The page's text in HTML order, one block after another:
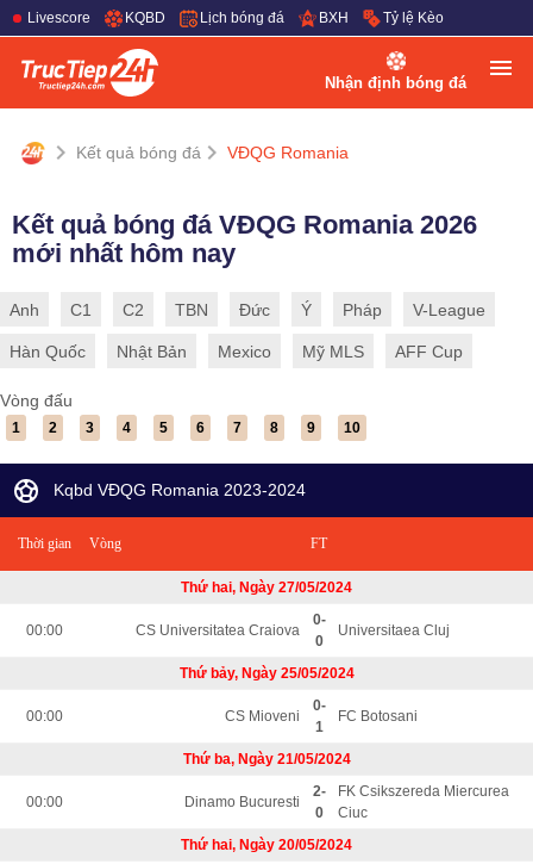
Livescore KQBD Lịch bóng đá BXH Tỷ lệ Kèo
Nhận định bóng đá
Kết quả bóng đá VĐQG Romania
Kết quả bóng đá VĐQG Romania 2026
mới nhất hôm nay
Anh C1 C2 TBN Đức Ý Pháp V-League
Hàn Quốc Nhật Bản Mexico Mỹ MLS AFF Cup
Vòng đấu
1 2 3 4 5 6 7 8 9 10
Kqbd VĐQG Romania 2023-2024
Thời gian Vòng FT
Thứ hai, Ngày 27/05/2024
00:00 CS Universitatea Craiova
0-
0
Universitaea Cluj
Thứ bảy, Ngày 25/05/2024
00:00 CS Mioveni
0-
1
FC Botosani
Thứ ba, Ngày 21/05/2024
00:00 Dinamo Bucuresti
2-
0
FK Csikszereda Miercurea
Ciuc
Thứ hai, Ngày 20/05/2024